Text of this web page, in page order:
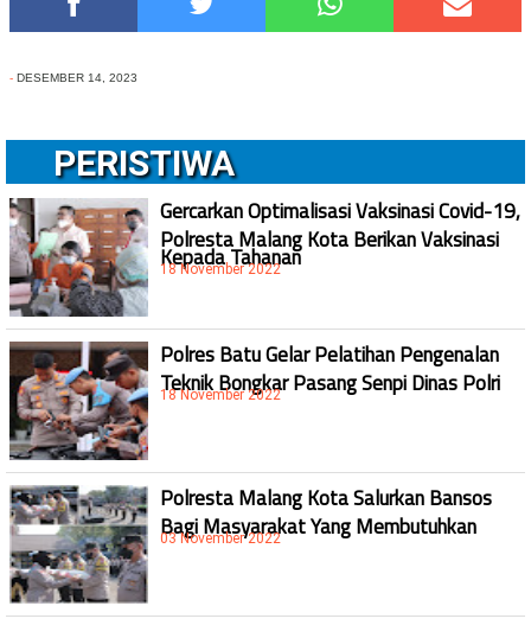
- DESEMBER 14, 2023
PERISTIWA
Gercarkan Optimalisasi Vaksinasi Covid-19,
Polresta Malang Kota Berikan Vaksinasi
Kepada Tahanan
18 November 2022
Polres Batu Gelar Pelatihan Pengenalan
Teknik Bongkar Pasang Senpi Dinas Polri
18 November 2022
Polresta Malang Kota Salurkan Bansos
Bagi Masyarakat Yang Membutuhkan
03 November 2022